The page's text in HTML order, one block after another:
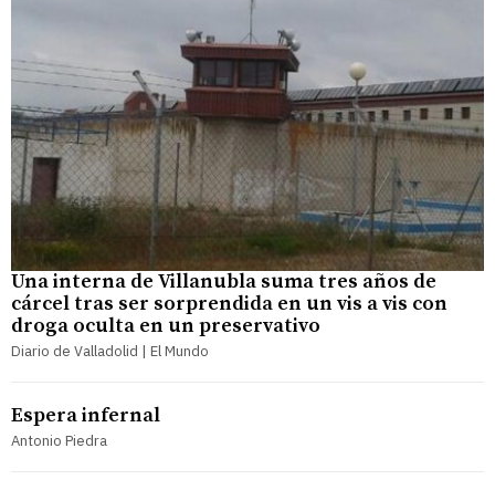
Una interna de Villanubla suma tres años de
cárcel tras ser sorprendida en un vis a vis con
droga oculta en un preservativo
Diario de Valladolid | El Mundo
Espera infernal
Antonio Piedra